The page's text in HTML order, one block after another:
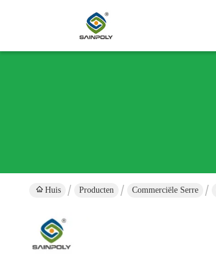
Huis Producten Commerciële Serre